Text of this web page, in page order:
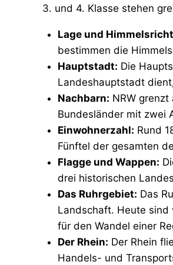
3. und 4. Klasse stehen
Lage und
bestimmen die
Hauptstadt: Die
Landeshauptstadt
Nachbarn: NRW grenzt
Bundesländer mit zwei
Einwohnerzahl: Rund
Fünftel der gesamten
Flagge und Wappen:
drei historischen
Das Ruhrgebiet: Das
Landschaft. Heute sind
für den Wandel einer
Der Rhein: Der Rhein
Handels- und